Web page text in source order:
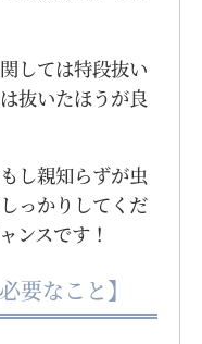
しては特段抜い
抜いたほうが良
し親知らずが虫
っかりしてくだ
ンスです！
要なこと】